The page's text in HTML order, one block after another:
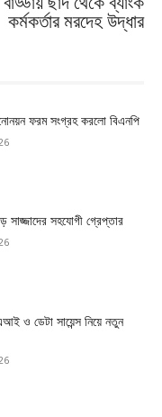
কর্মকর্তার মরদেহ উদ্ধার
মনোনয়ন ফরম সংগ্রহ করলো বিএনপি
বড় সাজ্জাদের সহযোগী গ্রেপ্তার
ও ডেটা সায়েন্স নিয়ে নতুন